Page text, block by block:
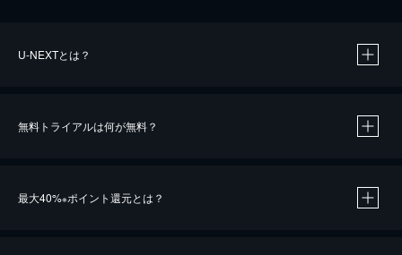
U-NEXTとは？
無料トライアルは何が無料？
最大40%※ポイント還元とは？